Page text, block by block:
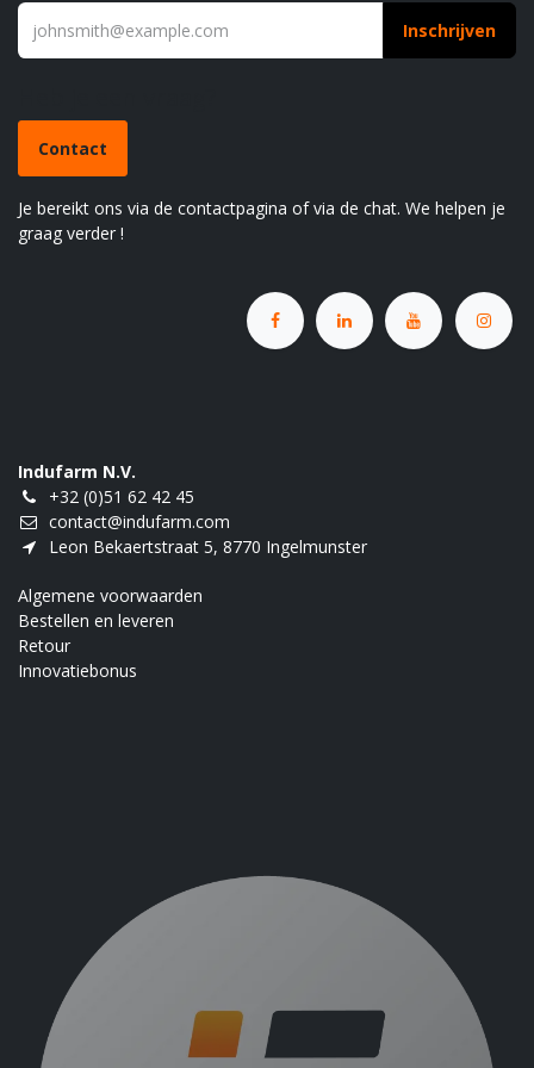
Inschrijven
Contact
Je bereikt ons via de contactpagina of via de chat. We helpen je
graag verder !
Indufarm N.V.
+32 (0)51 62 42 45
contact@indufarm.com
Leon Bekaertstraat 5, 8770 Ingelmunster
Algemene voorwaarden
Bestellen en leveren
Retour
Innovatiebonus